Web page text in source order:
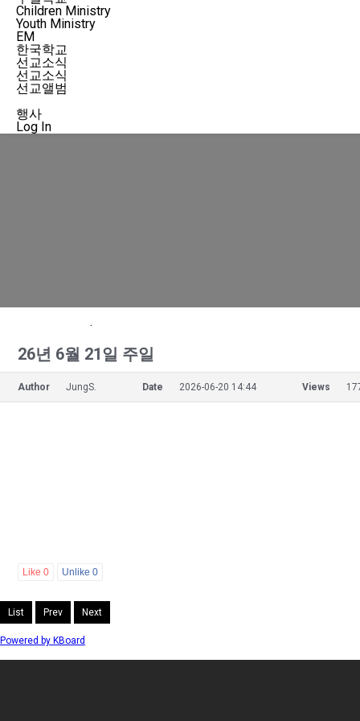
Children Ministry
Youth Ministry
EM
한국학교
선교소식
선교소식
선교앨범
행사
Log In
.
26년 6월 21일 주일
Author JungS. Date 2026-06-20 14:44 Views
Like 0 Unlike 0
List Prev Next
Powered by KBoard